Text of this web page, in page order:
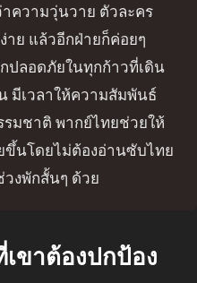
ความวุ่นวาย ตัวละคร
าย แล้วอีกฝ่ายก็ค่อยๆ
ปลอดภัยในทุกก้าวที่เดิน
มีเวลาให้ความสัมพันธ์
รมชาติ พากย์ไทยช่วยให้
ขึ้นโดยไม่ต้องอ่านซับไทย
งพักสั้นๆ ด้วย
เขาต้องปกป้อง